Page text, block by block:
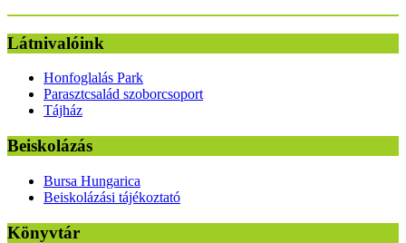
Látnivalóink
Honfoglalás Park
Parasztcsalád szoborcsoport
Tájház
Beiskolázás
Bursa Hungarica
Beiskolázási tájékoztató
Könyvtár